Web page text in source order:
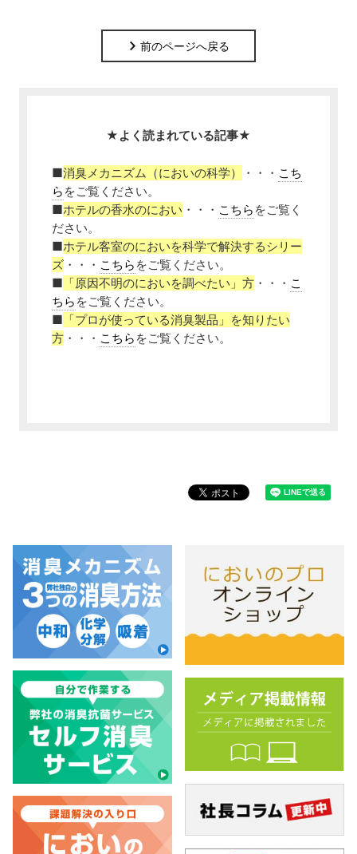
前のページへ戻る
★よく読まれている記事★
■消臭メカニズム（においの科学） ・・・ こち
ら をご覧ください。
■ホテルの香水のにおい ・・・ こちら をご覧く
ださい。
■ホテル客室のにおいを科学で解決するシリー
ズ ・・・ こちら をご覧ください。
■ 「原因不明のにおいを調べたい」方 ・・・ こ
ちら をご覧ください。
■ 「プロが使っている消臭製品」を知りたい
方 ・・・ こちら をご覧ください。